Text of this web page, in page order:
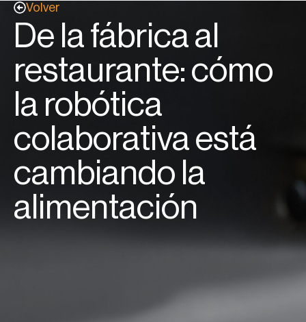
Volver
De la fábrica al
restaurante: cómo
la robótica
colaborativa está
cambiando la
alimentación